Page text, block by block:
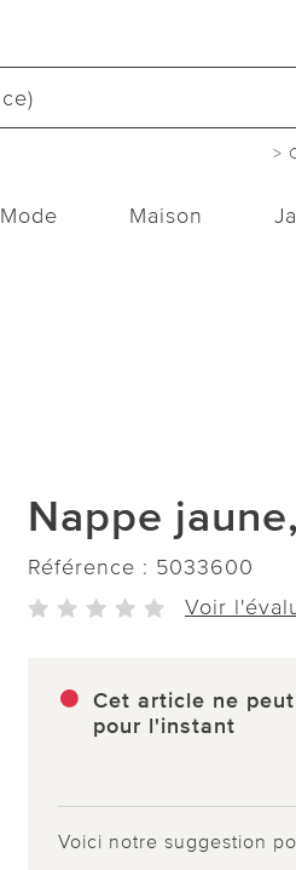
>
Mode Maison
Nappe
Référence : 5033600
Voir
Cet article ne
pour l'instant
Voici notre suggestion